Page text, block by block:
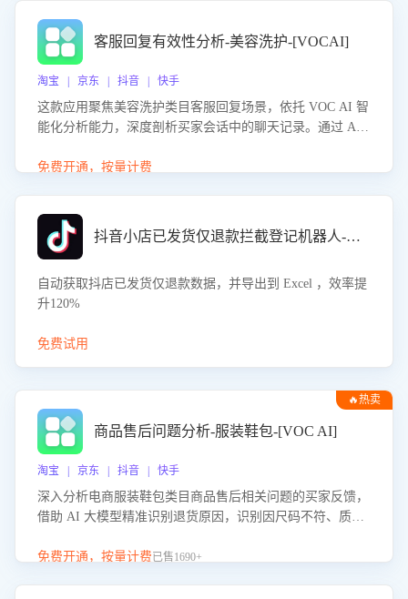
客服回复有效性分析-美容洗护-[VOCAI]
淘宝 | 京东 | 抖音 | 快手
这款应用聚焦美容洗护类目客服回复场景，依托 VOC AI 智
能化分析能力，深度剖析买家会话中的聊天记录。通过 AI
答的有效性与完整性，输出针对性改进策略，助力商家快速
免费开通，按量计费
抖音小店已发货仅退款拦截登记机器人-八爪鱼
自动获取抖店已发货仅退款数据，并导出到 Excel ，效率提
升120%
免费试用
🔥热卖
商品售后问题分析-服装鞋包-[VOC AI]
淘宝 | 京东 | 抖音 | 快手
深入分析电商服装鞋包类目商品售后相关问题的买家反馈，
借助 AI 大模型精准识别退货原因，识别因尺码不符、质量
议，助力商家优化产品或服务，实现销售额的显著提升。
免费开通，按量计费已售1690+